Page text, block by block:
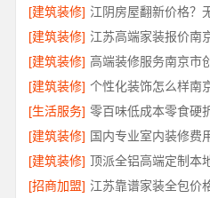
[建筑装修]
[建筑装修] 江苏高端家装报价南
[建筑装修] 高端装修服务南京市
[建筑装修] 个性化装饰怎么样南
[生活服务] 零百味低成本零食硬
[建筑装修]
[建筑装修] 顶派全铝高端定制本
[招商加盟]